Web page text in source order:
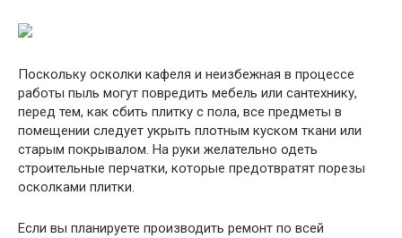
Поскольку осколки кафеля и неизбежная в процессе
работы пыль могут повредить мебель или сантехнику,
перед тем, как сбить плитку с пола, все предметы в
помещении следует укрыть плотным куском ткани или
старым покрывалом. На руки желательно одеть
строительные перчатки, которые предотвратят порезы
осколками плитки.
Если вы планируете производить ремонт по всей